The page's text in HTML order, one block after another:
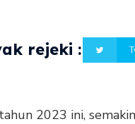
rejeki :
2023 ini,